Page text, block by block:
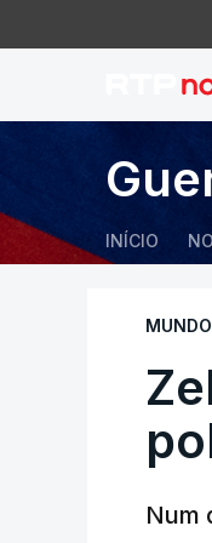
INÍCIO
MUNDO
Num